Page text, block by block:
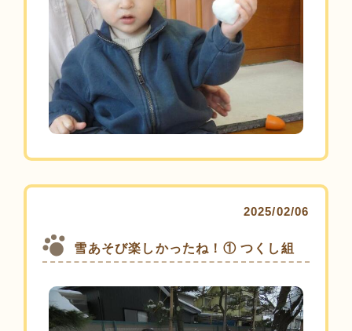
2025/02/06
雪あそび楽しかったね！① つくし組